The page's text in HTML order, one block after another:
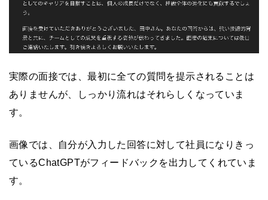
実際の面接では、最初に全ての質問を提示されることは
ありませんが、しっかり流れはそれらしくなっていま
す。
画像では、自分が入力した回答に対して社員になりきっ
ているChatGPTがフィードバックを出力してくれていま
す。